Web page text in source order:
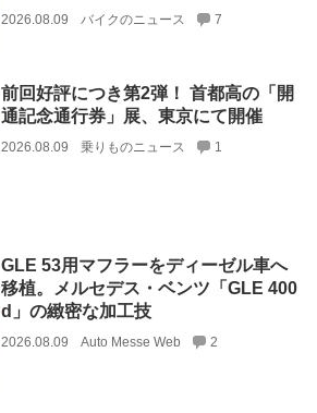
2026.08.09 バイクのニュース 7
前回好評につき第2弾！ 首都高の「開
通記念通行券」展、東京にて開催
2026.08.09 乗りものニュース 1
GLE 53用マフラーをディーゼル車へ
移植。メルセデス・ベンツ「GLE 400
d」の緻密な加工技
2026.08.09 Auto Messe Web 2